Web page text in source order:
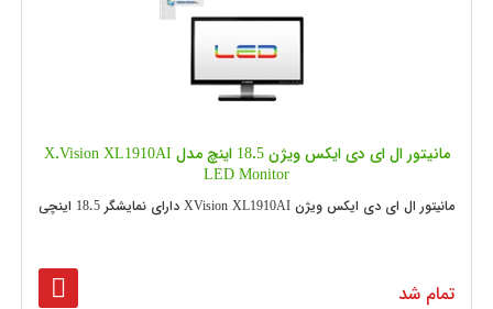
مانیتور ال ای دی ایکس ویژن 18.5 اینچ مدل X.Vision XL1910AI
LED Monitor
مانیتور ال ای دی ایکس ویژن XVision XL1910AI دارای نمایشگر 18.5 اینچی
تمام شد